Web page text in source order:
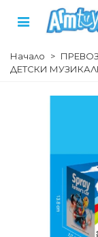
Начало >
ДЕТСКИ